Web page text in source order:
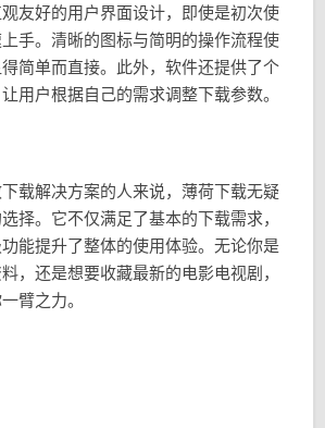
友好的用户界面设计，即使是初次使
手。清晰的图标与简明的操作流程使
简单而直接。此外，软件还提供了个
用户根据自己的需求调整下载参数。
载解决方案的人来说，薄荷下载无疑
择。它不仅满足了基本的下载需求，
能提升了整体的使用体验。无论你是
，还是想要收藏最新的电影电视剧，
臂之力。